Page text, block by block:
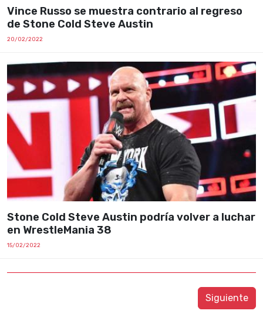
Vince Russo se muestra contrario al regreso
de Stone Cold Steve Austin
20/02/2022
Stone Cold Steve Austin podría volver a luchar
en WrestleMania 38
15/02/2022
Siguiente